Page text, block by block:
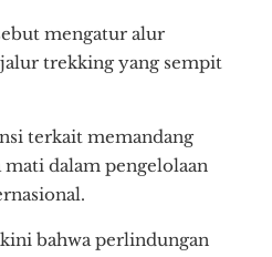
mengatur alur
trekking yang sempit
terkait memandang
mati dalam pengelolaan
bahwa perlindungan